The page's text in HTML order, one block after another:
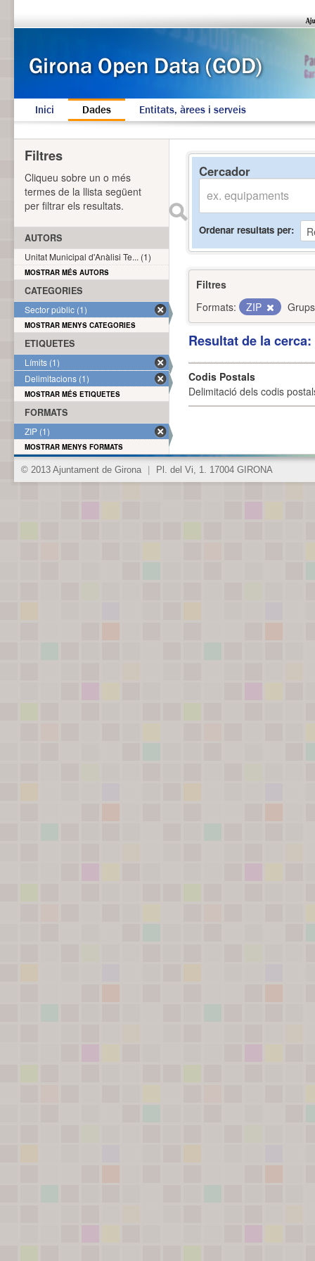
Inici Dades Entitats, àrees i serveis
Cercador
Ordenar resultats per
Filtres
Formats:
ZIP
Resultat de la
Codis Postals
Delimitació dels codis
Filtres
Cliqueu sobre un o més
termes de la llista següent
per filtrar els resultats.
AUTORS
Unitat Municipal d'Anàlisi Te... (1)
MOSTRAR MÉS AUTORS
CATEGORIES
Sector públic (1)
MOSTRAR MENYS CATEGORIES
ETIQUETES
Límits (1)
Delimitacions (1)
MOSTRAR MÉS ETIQUETES
FORMATS
ZIP (1)
MOSTRAR MENYS FORMATS
© 2013 Ajuntament de Girona Pl. del Vi, 1. 17004 GIRONA